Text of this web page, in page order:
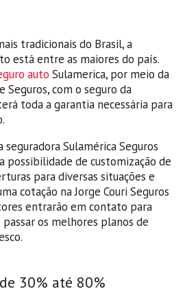
tradicionais do Brasil, a
está entre as maiores do país.
auto Sulamerica, por meio da
Seguros, com o seguro da
toda a garantia necessária para
Sulamérica Seguros
possibilidade de customização de
para diversas situações e
cotação na Jorge Couri Seguros
entrarão em contato para
os melhores planos de
30% até 80%